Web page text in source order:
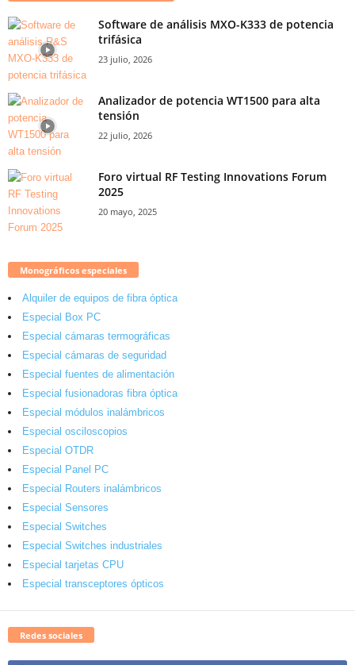
Software de análisis MXO-K333 de potencia
trifásica
23 julio, 2026
Analizador de potencia WT1500 para alta
tensión
22 julio, 2026
Foro virtual RF Testing Innovations Forum
2025
20 mayo, 2025
Monográficos especiales
Alquiler de equipos de fibra óptica
Especial Box PC
Especial cámaras termográficas
Especial cámaras de seguridad
Especial fuentes de alimentación
Especial fusionadoras fibra óptica
Especial módulos inalámbricos
Especial osciloscopios
Especial OTDR
Especial Panel PC
Especial Routers inalámbricos
Especial Sensores
Especial Switches
Especial Switches industriales
Especial tarjetas CPU
Especial transceptores ópticos
Redes sociales